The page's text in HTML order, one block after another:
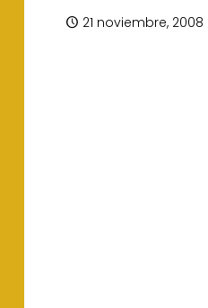
21 noviembre, 2008